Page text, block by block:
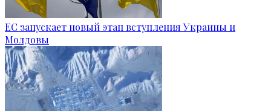
ЕС запускает новый этап вступления Украины и
Молдовы